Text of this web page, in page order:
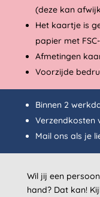
(deze kan
Het kaartje is
papier met
Afmetingen
Voorzijde
Binnen 2
Verzendkosten
Mailons als je
Wil jij een
hand? Dat kan!